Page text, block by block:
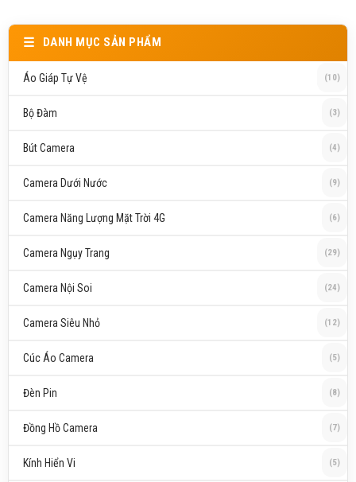
DANH MỤC SẢN PHẨM
Áo Giáp Tự Vệ (10)
Bộ Đàm (3)
Bút Camera (4)
Camera Dưới Nước (9)
Camera Năng Lượng Mặt Trời 4G (6)
Camera Ngụy Trang (29)
Camera Nội Soi (24)
Camera Siêu Nhỏ (12)
Cúc Áo Camera (5)
Đèn Pin (8)
Đồng Hồ Camera (7)
Kính Hiển Vi (5)